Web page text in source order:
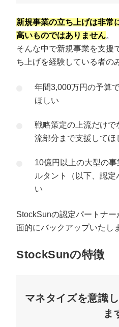
新規事業の立ち上げは非常
高いものではありません。
そんな中で新規事業を支援
ち上げを経験している者の
年間3,000万円の予算
ほしい
戦略策定の上流だけ
流部分まで支援してほ
10億円以上の大型の
ルタント（以下、認
い
StockSunの認定パートナ
面的にバックアップいたし
StockSunの特徴
マネタイズを意識
ま